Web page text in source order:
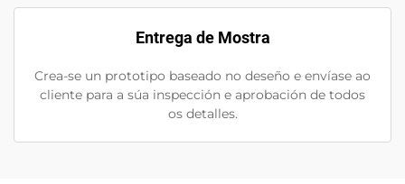
Entrega de Mostra
Crea-se un prototipo baseado no deseño e envíase ao
cliente para a súa inspección e aprobación de todos
os detalles.